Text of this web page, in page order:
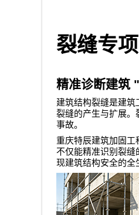
裂缝专
精准诊断建筑"
建筑结构裂缝是建
裂缝的产生与扩展。
事故。
重庆特辰建筑加固工
不仅能精准识别裂缝
现建筑结构安全的全